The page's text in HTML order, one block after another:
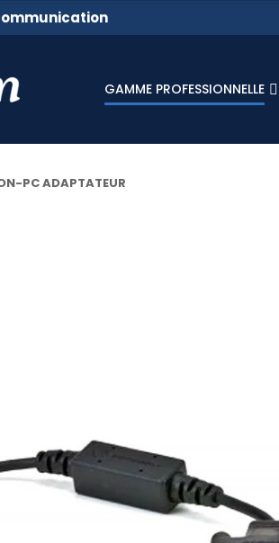
GAMME PROFESSIONNELLE
PC ADAPTATEUR